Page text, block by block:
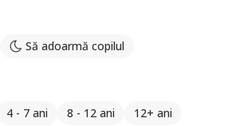
Să adoarmă copilul
4 - 7 ani 8 - 12 ani 12+ ani